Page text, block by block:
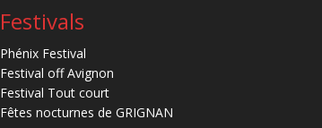
Festivals
Phénix Festival
Festival off Avignon
Festival Tout court
Fêtes nocturnes de GRIGNAN